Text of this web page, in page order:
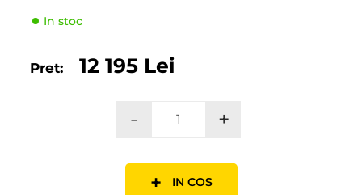
Tipul de vehicul
Indicele de viteză
In stoc
Pret: 12 195 Lei
- +
+ IN COS